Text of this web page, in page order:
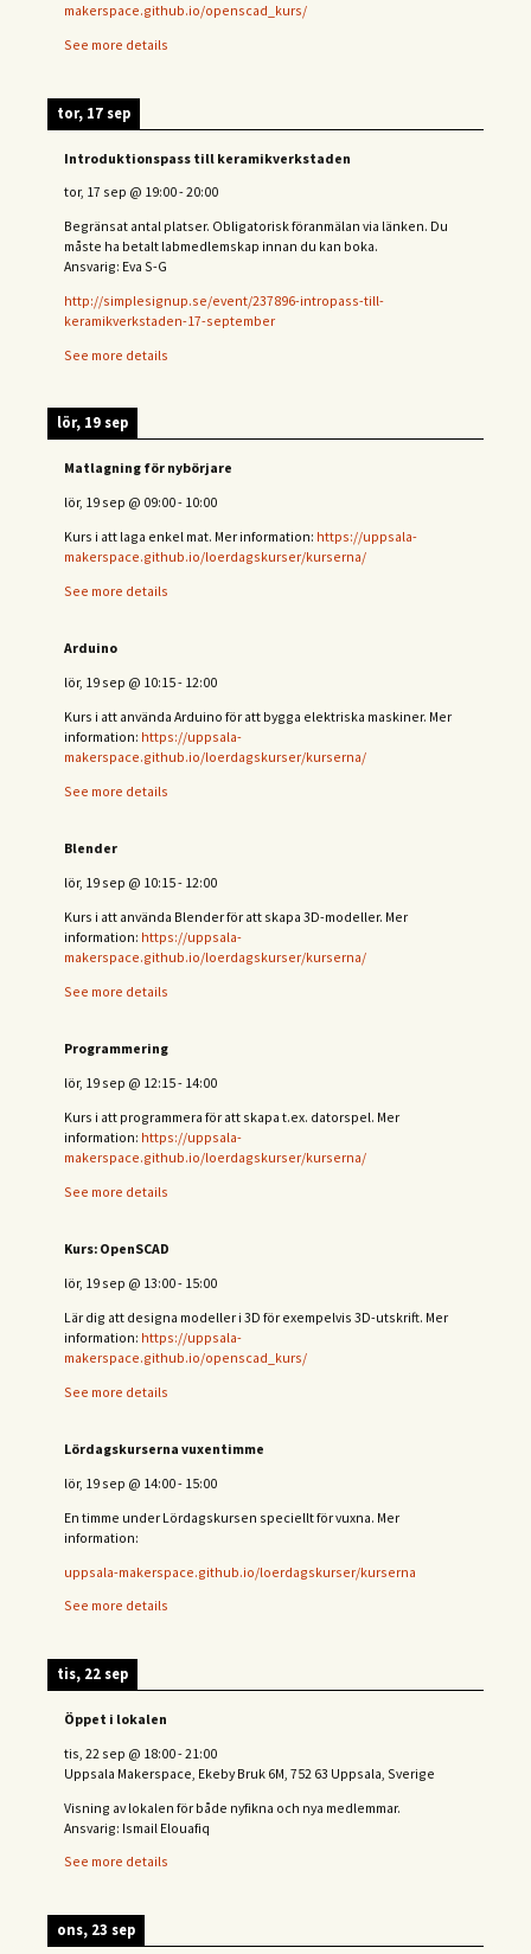
makerspace.github.io/openscad_kurs/
See more details
tor, 17 sep
Introduktionspass till keramikverkstaden
tor, 17 sep @ 19:00-20:00
Begränsat antal platser. Obligatorisk föranmälan via länken. Du
måste ha betalt labmedlemskap innan du kan boka.
Ansvarig: Eva S-G
http://simplesignup.se/event/237896-intropass-till-
keramikverkstaden-17-september
See more details
lör, 19 sep
Matlagning för nybörjare
lör, 19 sep @ 09:00- 10:00
Kurs i att laga enkel mat. Mer information: https://uppsala-
makerspace.github.io/loerdagskurser/kurserna/
See more details
Arduino
lör, 19 sep @ 10:15- 12:00
Kurs i att använda Arduino för att bygga elektriska maskiner. Mer
information: https://uppsala-
makerspace.github.io/loerdagskurser/kurserna/
See more details
Blender
lör, 19 sep @ 10:15- 12:00
Kurs i att använda Blender för att skapa 3D-modeller. Mer
information: https://uppsala-
makerspace.github.io/loerdagskurser/kurserna/
See more details
Programmering
lör, 19 sep @ 12:15- 14:00
Kurs i att programmera för att skapa t.ex. datorspel. Mer
information: https://uppsala-
makerspace.github.io/loerdagskurser/kurserna/
See more details
Kurs: OpenSCAD
lör, 19 sep @ 13:00- 15:00
Lär dig att designa modeller i 3D för exempelvis 3D-utskrift. Mer
information: https://uppsala-
makerspace.github.io/openscad_kurs/
See more details
Lördagskurserna vuxentimme
lör, 19 sep @ 14:00- 15:00
En timme under Lördagskursen speciellt för vuxna. Mer
information:
uppsala-makerspace.github.io/loerdagskurser/kurserna
See more details
tis, 22 sep
Öppet i lokalen
tis, 22 sep @ 18:00-21:00
Uppsala Makerspace, Ekeby Bruk 6M, 752 63 Uppsala, Sverige
Visning av lokalen för både nyfikna och nya medlemmar.
Ansvarig: Ismail Elouafiq
See more details
ons, 23 sep